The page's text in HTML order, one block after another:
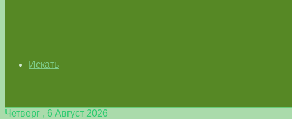
Искать
Четверг , 6 Август 2026